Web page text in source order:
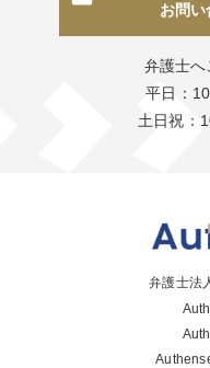
お問
弁護士
平日：
土日祝：
弁護士法